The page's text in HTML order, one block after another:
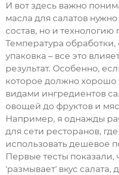
И вот здесь важно
масла для салатов нужно
состав, но и технологию
Температура
упаковка – все это
результат. Особенно,
которое должно хорошо
видами ингредиентов
овощей до фруктов и
Например, я однажды
для сети ресторанов,
использовать дешевое
Первые тесты показали,
'размывает' вкус салата,